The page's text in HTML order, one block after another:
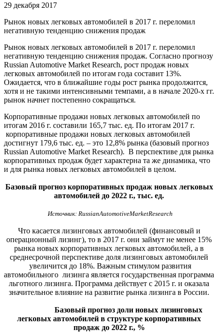
29 декабря 2017
Рынок новых легковых автомобилей в 2017 г. переломил
негативную тенденцию снижения продаж
Рынок новых легковых автомобилей в 2017 г. переломил
негативную тенденцию снижения продаж. Согласно прогнозу
Russian Automotive Market Research, рост продаж новых
легковых автомобилей по итогам года составит 13%.
Ожидается, что в ближайшие годы рост рынка продолжится,
хотя и не такими интенсивными темпами, а в начале 2020-х гг.
рынок начнет постепенно сокращаться.
Корпоративные продажи новых легковых автомобилей по
итогам 2016 г. составили 165,7 тыс. ед. По итогам 2017 г.
корпоративные продажи новых легковых автомобилей
достигнут 179,6 тыс. ед. – это 12,8% рынка (базовый прогноз
Russian Automotive Market Research). В перспективе для рынка
корпоративных продаж будет характерна та же динамика, что
и для рынка новых легковых автомобилей в целом.
Базовый прогноз корпоративных продаж новых легковых
автомобилей до 2022 г., тыс. ед.
Источник: RussianAutomotiveMarketResearch
Что касается лизинговых автомобилей (финансовый и
операционный лизинг), то в 2017 г. они займут не менее 15%
рынка новых корпоративных легковых автомобилей, а в
среднесрочной перспективе доля лизинговых автомобилей
увеличится до 18%. Важным стимулом развития
автомобильного лизинга является государственная программа
льготного лизинга. Программа действует с 2015 г. и оказала
значительное влияние на развитие рынка лизинга в России.
Базовый прогноз доли новых лизинговых
легковых автомобилей в структуре корпоративных
продаж до 2022 г., %